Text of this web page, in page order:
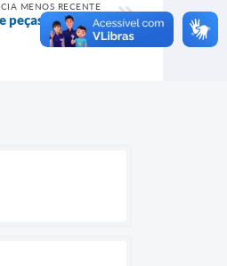
MENOS RECENTE
peças de roupa